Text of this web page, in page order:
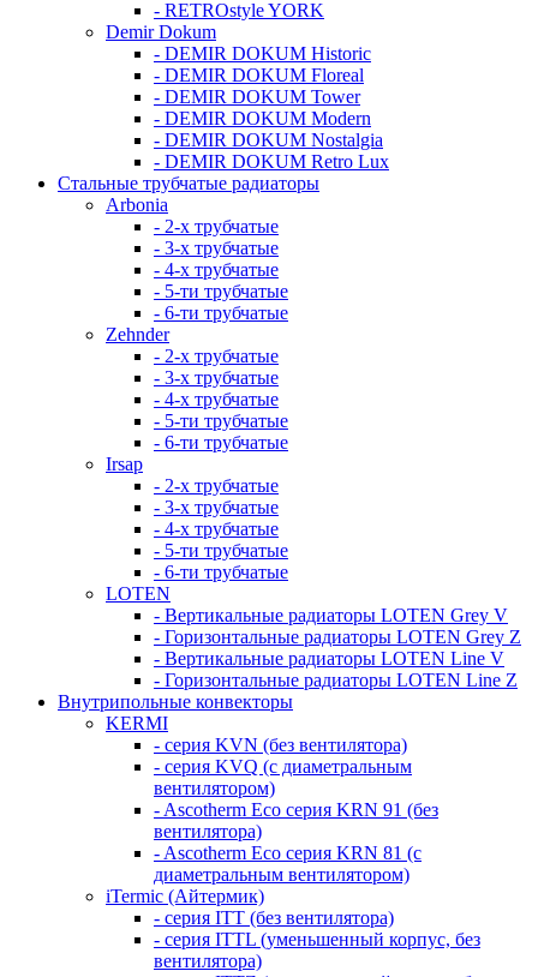
- RETROstyle YORK
Demir Dokum
- DEMIR DOKUM Historic
- DEMIR DOKUM Floreal
- DEMIR DOKUM Tower
- DEMIR DOKUM Modern
- DEMIR DOKUM Nostalgia
- DEMIR DOKUM Retro Lux
Стальные трубчатые радиаторы
Arbonia
- 2-х трубчатые
- 3-х трубчатые
- 4-х трубчатые
- 5-ти трубчатые
- 6-ти трубчатые
Zehnder
- 2-х трубчатые
- 3-х трубчатые
- 4-х трубчатые
- 5-ти трубчатые
- 6-ти трубчатые
Irsap
- 2-х трубчатые
- 3-х трубчатые
- 4-х трубчатые
- 5-ти трубчатые
- 6-ти трубчатые
LOTEN
- Вертикальные радиаторы LOTEN Grey V
- Горизонтальные радиаторы LOTEN Grey Z
- Вертикальные радиаторы LOTEN Line V
- Горизонтальные радиаторы LOTEN Line Z
Внутрипольные конвекторы
KERMI
- серия KVN (без вентилятора)
- серия KVQ (с диаметральным
вентилятором)
- Ascotherm Eco серия KRN 91 (без
вентилятора)
- Ascotherm Eco серия KRN 81 (с
диаметральным вентилятором)
iTermic (Айтермик)
- серия ITT (без вентилятора)
- серия ITTL (уменьшенный корпус, без
вентилятора)